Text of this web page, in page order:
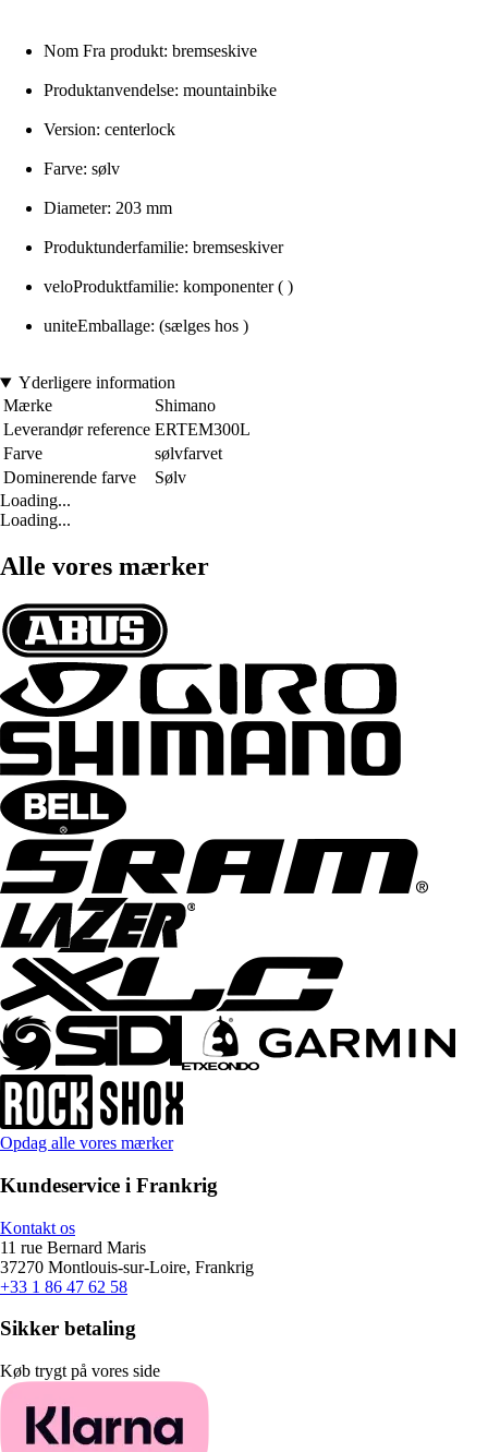
Nom Fra produkt: bremseskive
Produktanvendelse: mountainbike
Version: centerlock
Farve: sølv
Diameter: 203 mm
Produktunderfamilie: bremseskiver
veloProduktfamilie: komponenter ( )
uniteEmballage: (sælges hos )
Yderligere information
Mærke
Shimano
Leverandør reference ERTEM300L
Farve
sølvfarvet
Dominerende farve
Sølv
Loading...
Loading...
Alle vores mærker
Opdag alle vores mærker
Kundeservice i Frankrig
Kontakt os
11 rue Bernard Maris
37270 Montlouis-sur-Loire, Frankrig
+33 1 86 47 62 58
Sikker betaling
Køb trygt på vores side